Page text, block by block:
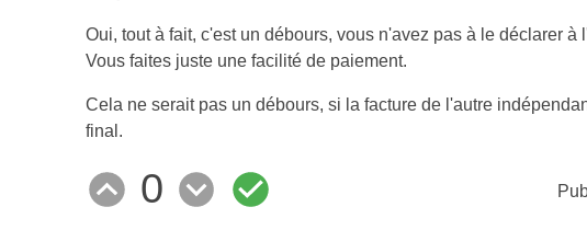
Oui, tout à fait, c'est un débours, vous n'avez pas à le déclarer à
Vous faites juste une facilité de paiement.
Cela ne serait pas un débours, si la facture de l'autre
final.
0